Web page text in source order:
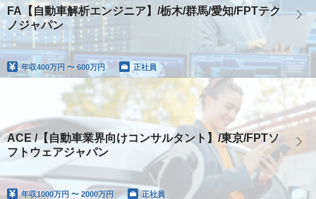
FA【自動車解析エンジニア】/栃木/群馬/愛知/FPTテク
ノジャパン
年収400万円 〜 600万円 正社員
ACE /【自動車業界向けコンサルタント】/東京/FPTソ
フトウェアジャパン
年収1000万円 〜 2000万円 正社員